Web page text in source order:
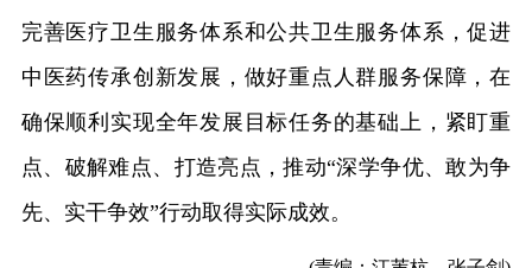
完善医疗卫生服务体系和公共卫生服务体系，促进
中医药传承创新发展，做好重点人群服务保障，在
确保顺利实现全年发展目标任务的基础上，紧盯重
点、破解难点、打造亮点，推动“深学争优、敢为争
先、实干争效”行动取得实际成效。